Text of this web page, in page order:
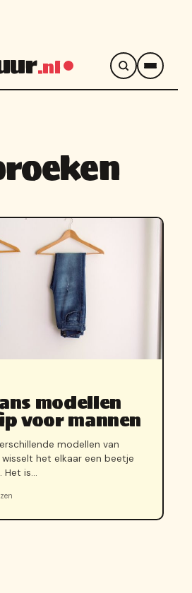
.nl
modellen
voor mannen
modellen van
wisselt het elkaar een beetje
Het is…